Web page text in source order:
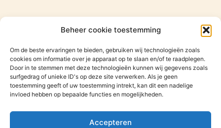
Beheer cookie toestemming
Om de beste ervaringen te bieden, gebruiken wij technologieën zoals
cookies om informatie over je apparaat op te slaan en/of te raadplegen.
Door in te stemmen met deze technologieën kunnen wij gegevens zoals
surfgedrag of unieke ID's op deze site verwerken. Als je geen
toestemming geeft of uw toestemming intrekt, kan dit een nadelige
invloed hebben op bepaalde functies en mogelijkheden.
Accepteren